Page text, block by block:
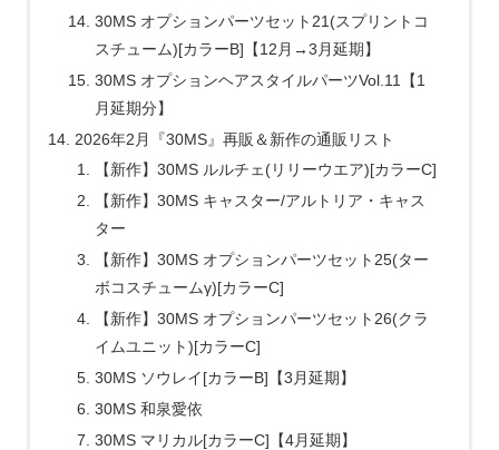
30MS オプションパーツセット21(スプリントコ
スチューム)[カラーB]【12月→3月延期】
30MS オプションヘアスタイルパーツVol.11【1
月延期分】
2026年2月『30MS』再販＆新作の通販リスト
【新作】30MS ルルチェ(リリーウエア)[カラーC]
【新作】30MS キャスター/アルトリア・キャス
ター
【新作】30MS オプションパーツセット25(ター
ボコスチュームγ)[カラーC]
【新作】30MS オプションパーツセット26(クラ
イムユニット)[カラーC]
30MS ソウレイ[カラーB]【3月延期】
30MS 和泉愛依
30MS マリカル[カラーC]【4月延期】